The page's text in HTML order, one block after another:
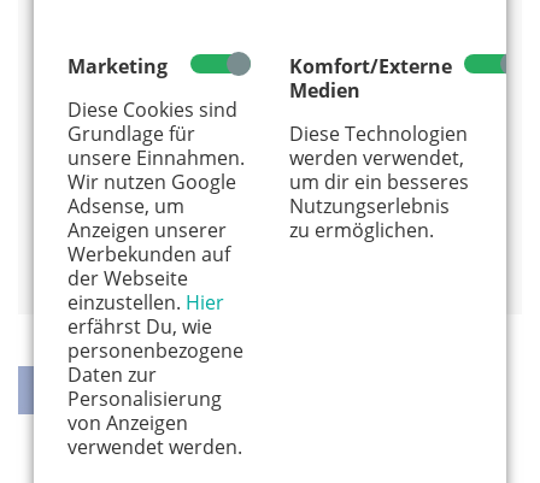
Marketing
Diese Cookies sind
Grundlage für
unsere Einnahmen.
Wir nutzen Google
Adsense, um
Anzeigen unserer
Werbekunden auf
der Webseite
einzustellen. Hier
erfährst Du, wie
personenbezogene
Daten zur
Personalisierung
von Anzeigen
verwendet werden.
Komfort/Externe
Medien
Diese Technologien
werden verwendet,
um dir ein besseres
Nutzungserlebnis
zu ermöglichen.
Am Poppenberg 12
51143 Köln
www.kunstschule-langel.de
Alles von diesem Anbieter anzeigen
Info und Anmeldung
Auf Google Maps anzeigen
teilentwitternweiterleiten